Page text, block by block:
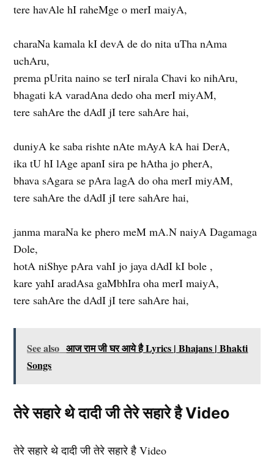
tere havAle hI raheMge o merI maiyA,
charaNa kamala kI devA de do nita uTha nAma
uchAru,
prema pUrita naino se terI nirala Chavi ko nihAru,
bhagati kA varadAna dedo oha merI miyAM,
tere sahAre the dAdI jI tere sahAre hai,
duniyA ke saba rishte nAte mAyA kA hai DerA,
ika tU hI lAge apanI sira pe hAtha jo pherA,
bhava sAgara se pAra lagA do oha merI miyAM,
tere sahAre the dAdI jI tere sahAre hai,
janma maraNa ke phero meM mA.N naiyA Dagamaga
Dole,
hotA niShye pAra vahI jo jaya dAdI kI bole ,
kare yahI aradAsa gaMbhIra oha merI maiyA,
tere sahAre the dAdI jI tere sahAre hai,
See also आज राम जी घर आये है Lyrics | Bhajans | Bhakti
Songs
तेरे सहारे थे दादी जी तेरे सहारे है Video
तेरे सहारे थे दादी जी तेरे सहारे है Video